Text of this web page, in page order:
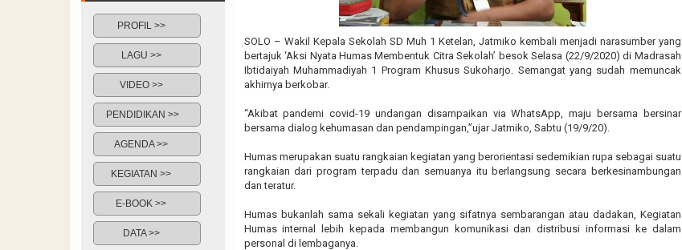
SOLO – Wakil Kepala Sekolah SD Muh 1 Ketelan, Jatmiko kembali menjadi narasumber yang
bertajuk ‘Aksi Nyata Humas Membentuk Citra Sekolah’ besok Selasa (22/9/2020) di Madrasah
Ibtidaiyah Muhammadiyah 1 Program Khusus Sukoharjo. Semangat yang sudah memuncak
akhirnya berkobar.
“Akibat pandemi covid-19 undangan disampaikan via WhatsApp, maju bersama bersinar
bersama dialog kehumasan dan pendampingan,”ujar Jatmiko, Sabtu (19/9/20).
Humas merupakan suatu rangkaian kegiatan yang berorientasi sedemikian rupa sebagai suatu
rangkaian dari program terpadu dan semuanya itu berlangsung secara berkesinambungan
dan teratur.
Humas bukanlah sama sekali kegiatan yang sifatnya sembarangan atau dadakan, Kegiatan
Humas internal lebih kepada membangun komunikasi dan distribusi informasi ke dalam
personal di lembaganya.
PROFIL >>
LAGU >>
VIDEO >>
PENDIDIKAN >>
AGENDA >>
KEGIATAN >>
E-BOOK >>
DATA >>